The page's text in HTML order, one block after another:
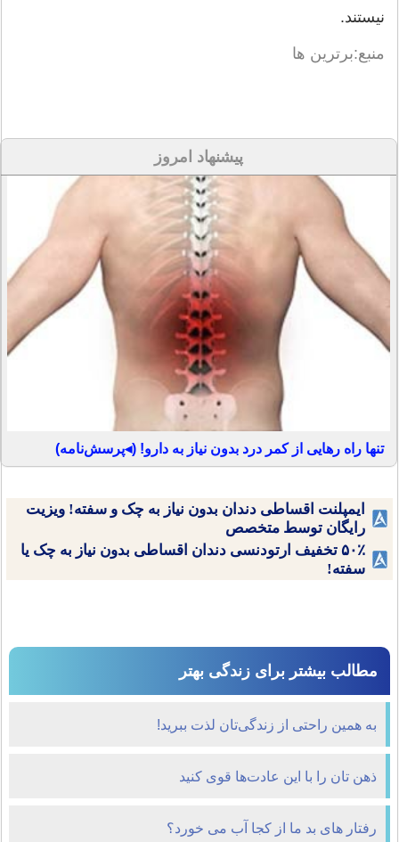
نیستند.
منبع:برترین ها
پیشنهاد امروز
تنها راه رهایی از کمر درد بدون نیاز به دارو! (◂پرسش‌نامه)
ایمپلنت اقساطی دندان بدون نیاز به چک و سفته! ویزیت
رایگان توسط متخصص
۵۰٪ تخفیف ارتودنسی دندان اقساطی بدون نیاز به چک یا
سفته!
مطالب بیشتر برای زندگی بهتر
به همین راحتی از زندگی‌تان لذت ببرید!
ذهن‌ تان را با این عادت‌ها قوی کنید
رفتار های بد ما از کجا آب می خورد؟